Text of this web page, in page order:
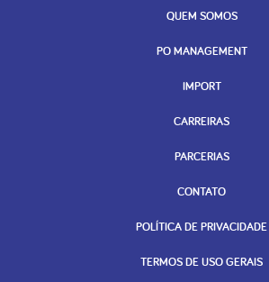
QUEM SOMOS
PO MANAGEMENT
IMPORT
CARREIRAS
PARCERIAS
CONTATO
POLÍTICA DE PRIVACIDADE
TERMOS DE USO GERAIS